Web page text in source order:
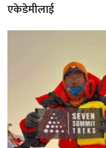
एकेडेमीलाई